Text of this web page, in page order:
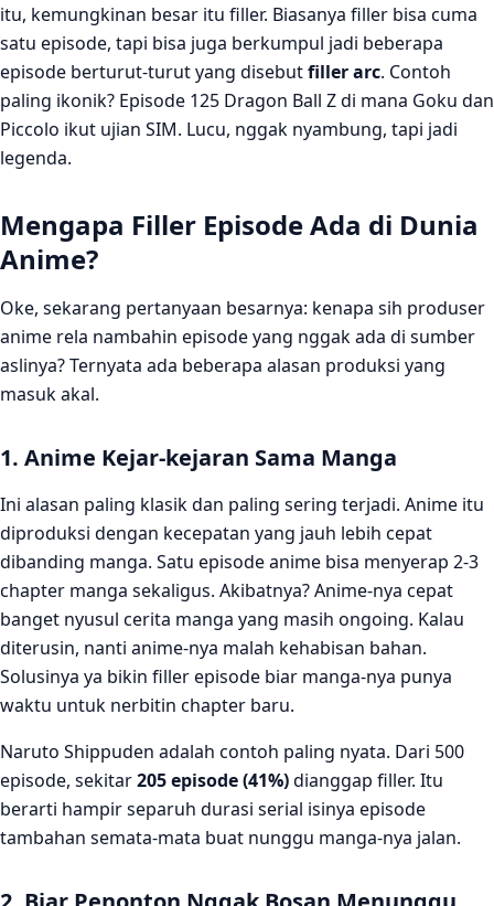
itu, kemungkinan besar itu filler. Biasanya filler bisa cuma
satu episode, tapi bisa juga berkumpul jadi beberapa
episode berturut-turut yang disebutfiller arc. Contoh
paling ikonik? Episode 125 Dragon Ball Z di mana Goku dan
Piccolo ikut ujian SIM. Lucu, nggak nyambung, tapi jadi
legenda.
Mengapa Filler Episode Ada di Dunia
Anime?
Oke, sekarang pertanyaan besarnya: kenapa sih produser
anime rela nambahin episode yang nggak ada di sumber
aslinya? Ternyata ada beberapa alasan produksi yang
masuk akal.
1. Anime Kejar-kejaran Sama Manga
Ini alasan paling klasik dan paling sering terjadi. Anime itu
diproduksi dengan kecepatan yang jauh lebih cepat
dibanding manga. Satu episode anime bisa menyerap 2-3
chapter manga sekaligus. Akibatnya? Anime-nya cepat
banget nyusul cerita manga yang masih ongoing. Kalau
diterusin, nanti anime-nya malah kehabisan bahan.
Solusinya ya bikin filler episode biar manga-nya punya
waktu untuk nerbitin chapter baru.
Naruto Shippuden adalah contoh paling nyata. Dari 500
episode, sekitar205 episode (41%)dianggap filler. Itu
berarti hampir separuh durasi serial isinya episode
tambahan semata-mata buat nunggu manga-nya jalan.